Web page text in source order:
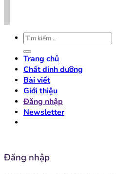
Tìm
kiếm:
Trang chủ
Chất dinh dưỡng
Bài viết
Giới thiệu
Đăng nhập
Newsletter
Đăng nhập